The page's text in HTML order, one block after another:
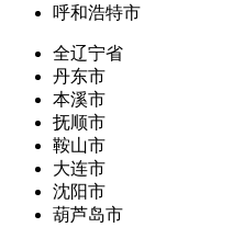
呼和浩特市
全辽宁省
丹东市
本溪市
抚顺市
鞍山市
大连市
沈阳市
葫芦岛市